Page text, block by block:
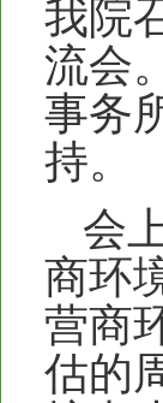
我院
流会
事务
持。
会
商环
营商
估的